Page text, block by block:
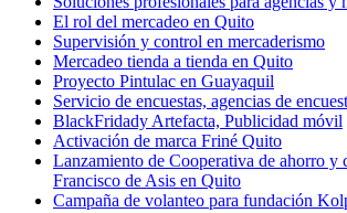
El rol del mercadeo en Quito
Supervisión y control en mercaderismo
Mercadeo tienda a tienda en Quito
Proyecto Pintulac en Guayaquil
Servicio de encuestas, agencias de
BlackFridady Artefacta, Publicidad móvil
Activación de marca Friné Quito
Lanzamiento de Cooperativa de ahorro y
Francisco de Asis en Quito
Campaña de volanteo para fundación